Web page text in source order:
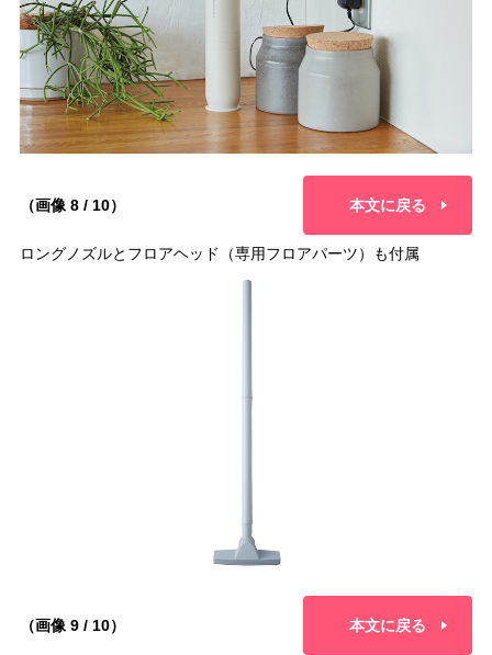
（画像 8 / 10） 本文に戻る
ロングノズルとフロアヘッド（専用フロアパーツ）も付属
（画像 9 / 10） 本文に戻る